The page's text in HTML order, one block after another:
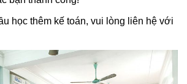
học thêm kế toán, vui lòng liên hệ với